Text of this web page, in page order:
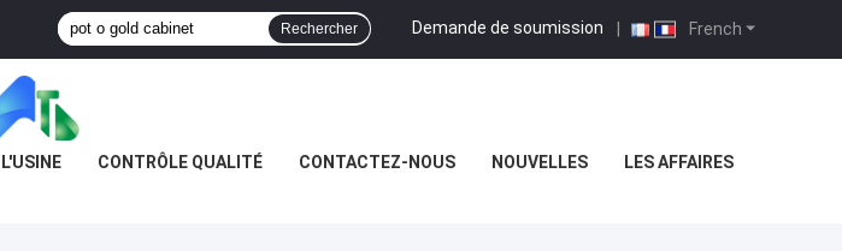
French
Demande de soumission |
Rechercher
CONTRÔLE QUALITÉ CONTACTEZ-NOUS NOUVELLES LES AFFAIRES